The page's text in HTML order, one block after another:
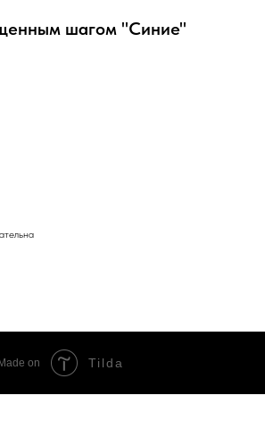
шагом "Синие"
Made on Tilda